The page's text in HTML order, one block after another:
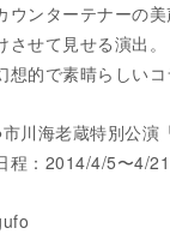
ウンターテナーの
させて見せる演出。
想的で素晴らしい
川海老蔵特別公演
程：2014/4/5〜4/